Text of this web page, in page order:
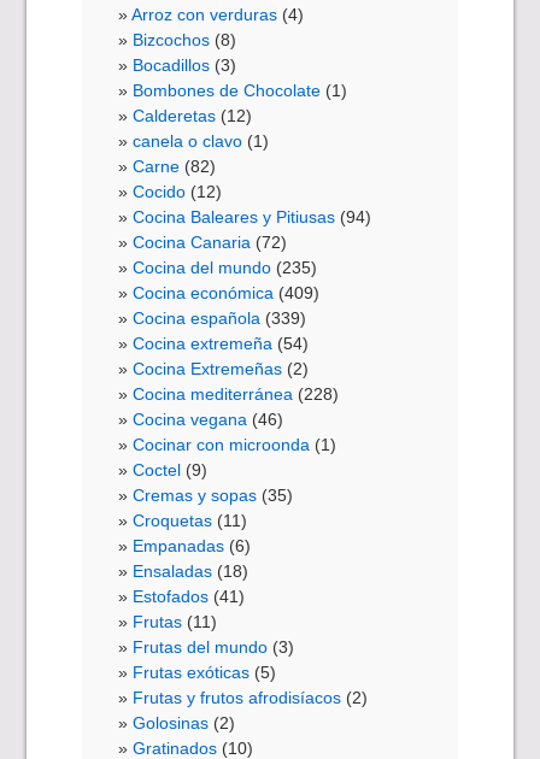
Arroz con verduras (4)
Bizcochos (8)
Bocadillos (3)
Bombones de Chocolate (1)
Calderetas (12)
canela o clavo (1)
Carne (82)
Cocido (12)
Cocina Baleares y Pitiusas (94)
Cocina Canaria (72)
Cocina del mundo (235)
Cocina económica (409)
Cocina española (339)
Cocina extremeña (54)
Cocina Extremeñas (2)
Cocina mediterránea (228)
Cocina vegana (46)
Cocinar con microonda (1)
Coctel (9)
Cremas y sopas (35)
Croquetas (11)
Empanadas (6)
Ensaladas (18)
Estofados (41)
Frutas (11)
Frutas del mundo (3)
Frutas exóticas (5)
Frutas y frutos afrodisíacos (2)
Golosinas (2)
Gratinados (10)